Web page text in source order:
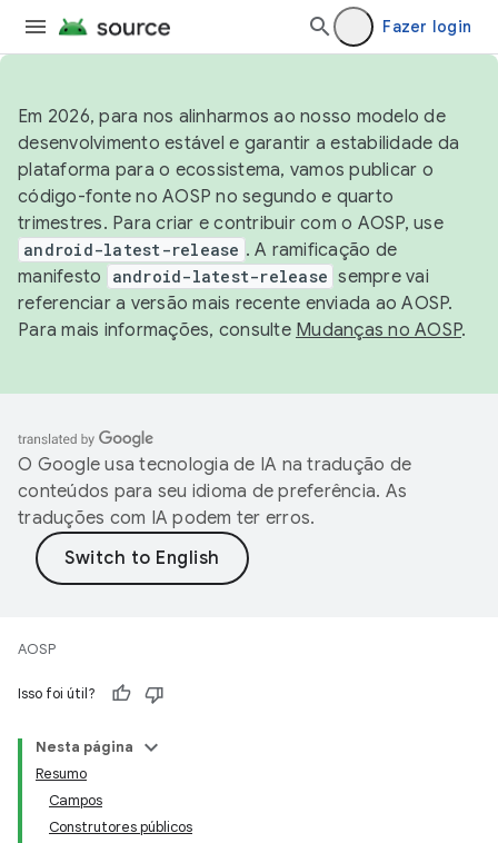
Fazer login
Em 2026, para nos alinharmos ao nosso modelo de
desenvolvimento estável e garantir a estabilidade da
plataforma para o ecossistema, vamos publicar o
código-fonte no AOSP no segundo e quarto
trimestres. Para criar e contribuir com o AOSP, use
android-latest-release . A ramificação de
manifesto
android-latest-release sempre vai
referenciar a versão mais recente enviada ao AOSP.
Para mais informações, consulte Mudanças no AOSP.
O Google usa tecnologia de IA na tradução de
conteúdos para seu idioma de preferência. As
traduções com IA podem ter erros.
AOSP
Isso foi útil?
Nesta página
Resumo
Campos
Construtores públicos